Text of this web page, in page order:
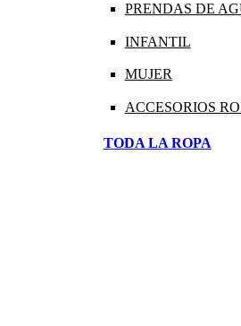
PRENDAS DE
INFANTIL
MUJER
ACCESORIOS
TODA LA ROPA